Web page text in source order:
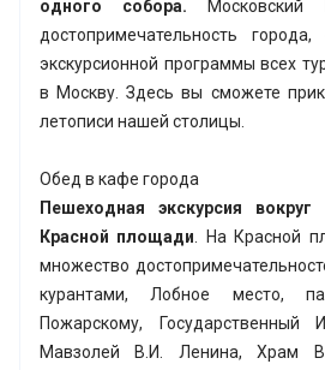
одного собора. Московский
достопримечательность
экскурсионной программы всех
в Москву. Здесь вы сможете
летописи нашей столицы.
Обед в кафе города
Пешеходная экскурсия
Красной площади . На Красной
множество
курантами, Лобное место,
Пожарскому, Государственный
Мавзолей В.И. Ленина, Храм